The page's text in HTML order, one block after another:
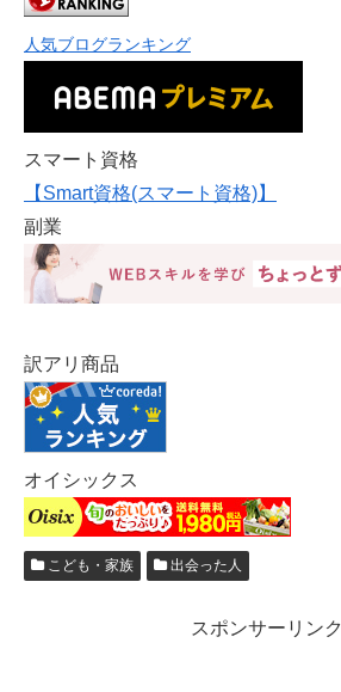
人気ブログランキング
スマート資格
【Smart資格(スマート資格)】
副業
訳アリ商品
オイシックス
こども・家族 出会った人
スポンサーリンク